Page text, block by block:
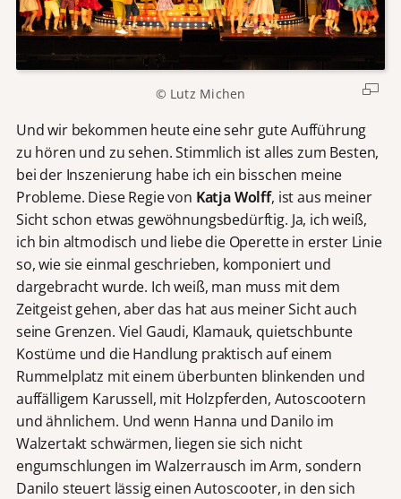
© Lutz Michen
Und wir bekommen heute eine sehr gute Aufführung
zu hören und zu sehen. Stimmlich ist alles zum Besten,
bei der Inszenierung habe ich ein bisschen meine
Probleme. Diese Regie von Katja Wolff, ist aus meiner
Sicht schon etwas gewöhnungsbedürftig. Ja, ich weiß,
ich bin altmodisch und liebe die Operette in erster Linie
so, wie sie einmal geschrieben, komponiert und
dargebracht wurde. Ich weiß, man muss mit dem
Zeitgeist gehen, aber das hat aus meiner Sicht auch
seine Grenzen. Viel Gaudi, Klamauk, quietschbunte
Kostüme und die Handlung praktisch auf einem
Rummelplatz mit einem überbunten blinkenden und
auffälligem Karussell, mit Holzpferden, Autoscootern
und ähnlichem. Und wenn Hanna und Danilo im
Walzertakt schwärmen, liegen sie sich nicht
engumschlungen im Walzerrausch im Arm, sondern
Danilo steuert lässig einen Autoscooter, in den sich